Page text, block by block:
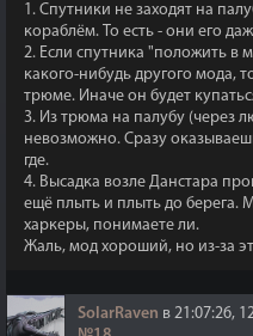
1. Спутники не заходят на
кораблём. То есть - они его
2. Если спутника "положить
какого-нибудь другого мода,
трюме. Иначе он будет
3. Из трюма на палубу (через
невозможно. Сразу
где.
4. Высадка возле Данстара
ещё плыть и плыть до
харкеры, понимаете ли.
Жаль, мод хороший, но из-за
SolarRaven в 21:07:26,